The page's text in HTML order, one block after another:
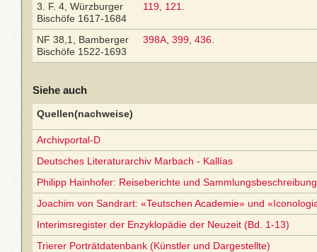
3. F. 4, Würzburger
Bischöfe 1617-1684
119 121
NF 38,1, Bamberger
Bischöfe 1522-1693
398A 399 436
Siehe auch
Quellen(nachweise)
Archivportal-D
Deutsches Literaturarchiv Marbach - Kallías
Philipp Hainhofer: Reiseberichte und
Joachim von Sandrart: «Teutschen Academie» und
Interimsregister der Enzyklopädie der Neuzeit (Bd. 1-13)
Trierer Porträtdatenbank (Künstler und Dargestellte)